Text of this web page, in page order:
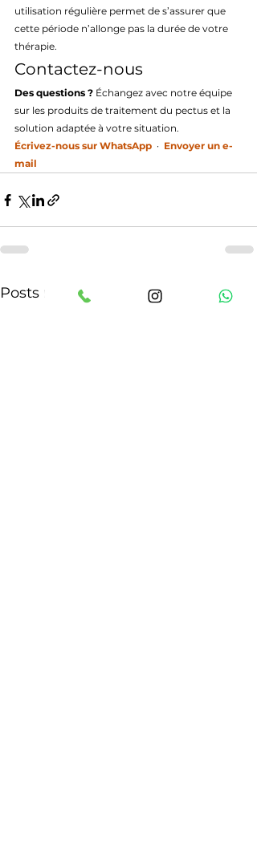
utilisation régulière permet de s’assurer que
cette période n’allonge pas la durée de votre
thérapie.
Contactez-nous
Des questions ? Échangez avec notre équipe
sur les produits de traitement du pectus et la
solution adaptée à votre situation.
Écrivez-nous sur WhatsApp
  ·
Envoyer un e-
mail
Posts récents Voir tout